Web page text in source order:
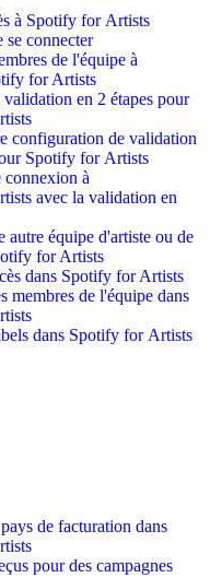
à Spotify for Artists
se connecter
de l'équipe à
for Artists
en 2 étapes pour
configuration de validation
Spotify for Artists
connexion à
avec la validation en
autre équipe d'artiste ou de
for Artists
dans Spotify for Artists
membres de l'équipe dans
dans Spotify for Artists
de facturation dans
pour des campagnes